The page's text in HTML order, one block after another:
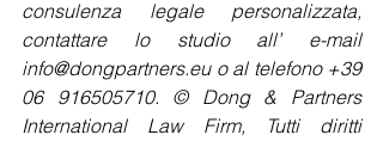
consulenza legale personalizzata,
contattare lo studio all’ e-mail
info@dongpartners.eu o al telefono +39
06 916505710. © Dong & Partners
International Law Firm, Tutti diritti